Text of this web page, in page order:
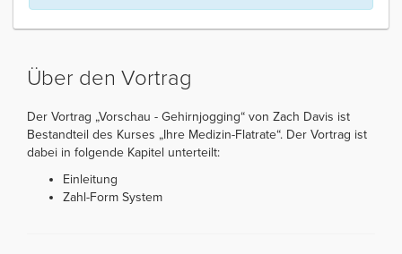
Über den Vortrag
Der Vortrag „Vorschau - Gehirnjogging“ von Zach Davis ist
Bestandteil des Kurses „Ihre Medizin-Flatrate“. Der Vortrag ist
dabei in folgende Kapitel unterteilt:
Einleitung
Zahl-Form System